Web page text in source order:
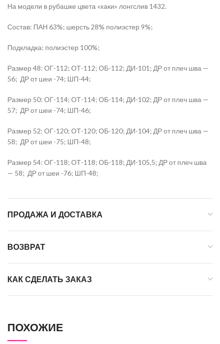
На модели в рубашке цвета «хаки» лонгслив 1432.
Состав: ПАН 63%; шерсть 28% полиэстер 9%;
Подкладка: полиэстер 100%;
Размер 48: ОГ-112; ОТ-112; ОБ-112; ДИ-101; ДР от плеч шва —
56; ДР от шеи -74; ШП-44;
Размер 50: ОГ-114; ОТ-114; ОБ-114; ДИ-102; ДР от плеч шва —
57; ДР от шеи -74; ШП-46;
Размер 52: ОГ-120; ОТ-120; ОБ-120; ДИ-104; ДР от плеч шва —
58; ДР от шеи -75; ШП-48;
Размер 54: ОГ-118; ОТ-118; ОБ-118; ДИ-105,5; ДР от плеч шва
— 58; ДР от шеи -76; ШП-48;
ПРОДАЖА И ДОСТАВКА
ВОЗВРАТ
КАК СДЕЛАТЬ ЗАКАЗ
ПОХОЖИЕ